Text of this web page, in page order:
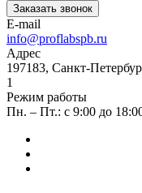
Заказать звонок
E-mail
info@proflabspb.ru
Адрес
197183, Санкт-
1
Режим работы
Пн. – Пт.: с 9:00 до